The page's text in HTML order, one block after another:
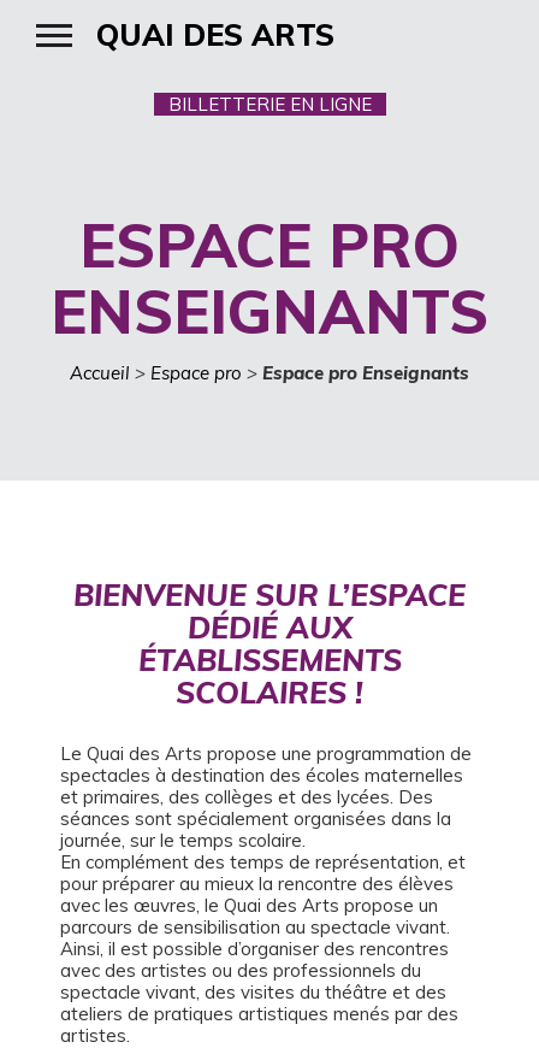
QUAI DES ARTS
BILLETTERIE EN LIGNE
ESPACE PRO
ENSEIGNANTS
Accueil > Espace pro > Espace pro Enseignants
BIENVENUE SUR L’ESPACE
DÉDIÉ AUX
ÉTABLISSEMENTS
SCOLAIRES !
Le Quai des Arts propose une programmation de
spectacles à destination des écoles maternelles
et primaires, des collèges et des lycées. Des
séances sont spécialement organisées dans la
journée, sur le temps scolaire.
En complément des temps de représentation, et
pour préparer au mieux la rencontre des élèves
avec les œuvres, le Quai des Arts propose un
parcours de sensibilisation au spectacle vivant.
Ainsi, il est possible d’organiser des rencontres
avec des artistes ou des professionnels du
spectacle vivant, des visites du théâtre et des
ateliers de pratiques artistiques menés par des
artistes.